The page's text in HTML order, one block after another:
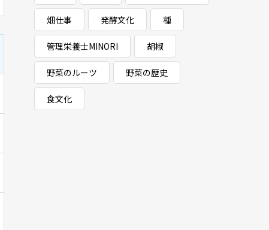
畑仕事 発酵文化 種
管理栄養士MINORI 胡椒
野菜のルーツ 野菜の歴史
食文化